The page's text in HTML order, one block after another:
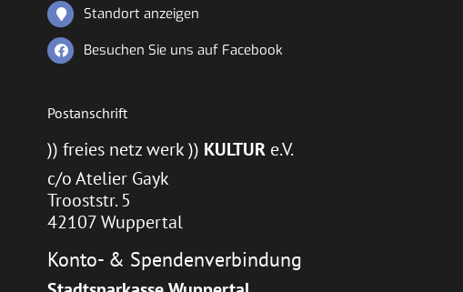
Standort anzeigen
Besuchen Sie uns auf Facebook
Postanschrift
)) freies netz werk )) KULTUR e.V.
c/o Atelier Gayk
Trooststr. 5
42107 Wuppertal
Konto- & Spendenverbindung